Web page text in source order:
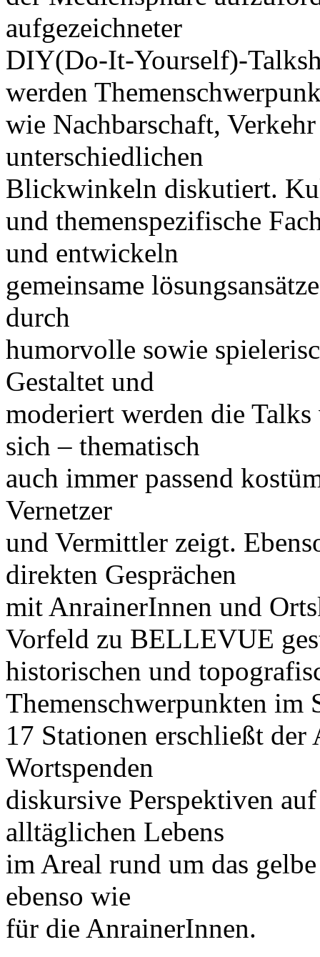
aufgezeichneter
DIY(Do-It-Yourself)-
werden
wie Nachbarschaft,
unterschiedlichen
Blickwinkeln diskutiert.
und themenspezifische
und entwickeln
gemeinsame
durch
humorvolle sowie
Gestaltet und
moderiert werden die
sich – thematisch
auch immer passend
Vernetzer
und Vermittler zeigt.
direkten Gesprächen
mit AnrainerInnen und
Vorfeld zu BELLEVUE
historischen und
Themenschwerpunkten im
17 Stationen erschließt
Wortspenden
diskursive Perspektiven
alltäglichen Lebens
im Areal rund um das
ebenso wie
für die AnrainerInnen.